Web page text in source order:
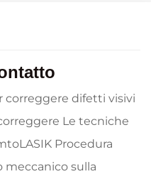
correggere difetti visivi
Le tecniche
Procedura
meccanico sulla